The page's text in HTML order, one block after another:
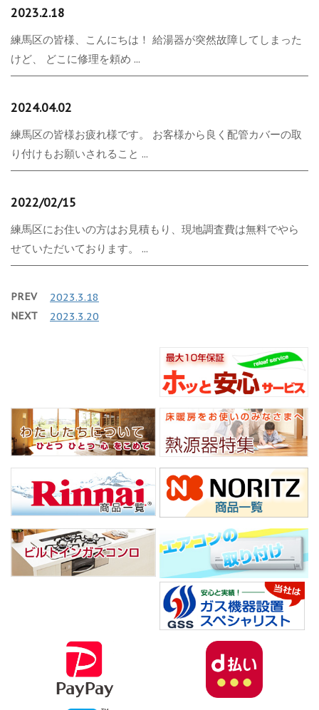
2023.2.18
練馬区の皆様、こんにちは！ 給湯器が突然故障してしまった
けど、 どこに修理を頼め ...
2024.04.02
練馬区の皆様お疲れ様です。 お客様から良く配管カバーの取
り付けもお願いされること ...
2022/02/15
練馬区にお住いの方はお見積もり、現地調査費は無料でやら
せていただいております。 ...
PREV 2023.3.18
NEXT 2023.3.20